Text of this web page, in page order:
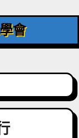
會